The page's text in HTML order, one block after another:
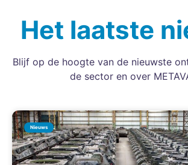
Het laatste
Blijf op de hoogte van de nieuwste
de sector en over
Nieuws